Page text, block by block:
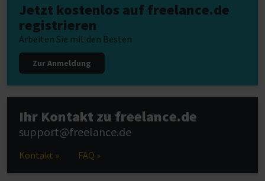
Jetzt kostenlos auf freelance.de
registrieren
Arbeiten Sie mit den Besten
Zur Anmeldung
Ihr Kontakt zu freelance.de
support@freelance.de
Kontakt » FAQ »